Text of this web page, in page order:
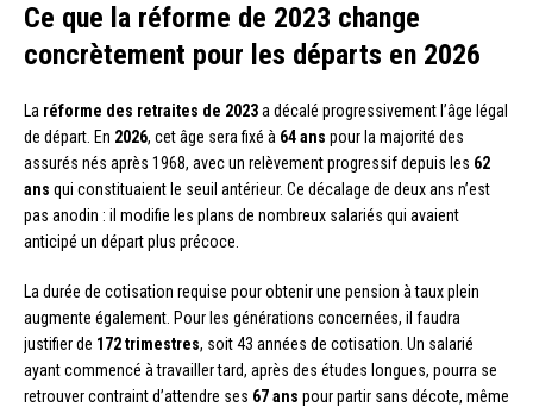
Ce que la réforme de 2023 change
concrètement pour les départs en 2026
La réforme des retraites de 2023a décalé progressivement l’âge légal
de départ. En 2026, cet âge sera fixé à 64 ans pour la majorité des
assurés nés après 1968, avec un relèvement progressif depuis les 62
ans qui constituaient le seuil antérieur. Ce décalage de deux ans n’est
pas anodin : il modifie les plans de nombreux salariés qui avaient
anticipé un départ plus précoce.
La durée de cotisation requise pour obtenir une pension à taux plein
augmente également. Pour les générations concernées, il faudra
justifier de 172 trimestres, soit 43 années de cotisation. Un salarié
ayant commencé à travailler tard, après des études longues, pourra se
retrouver contraint d’attendre ses 67 ans pour partir sans décote, même